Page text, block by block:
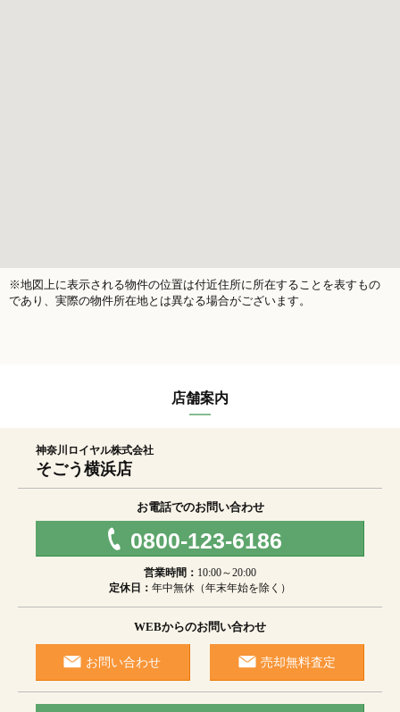
※地図上に表示される物件の位置は付近住所に所在することを表すもの
であり、実際の物件所在地とは異なる場合がございます。
店舗案内
神奈川ロイヤル株式会社
そごう横浜店
お電話でのお問い合わせ
0800-123-6186
営業時間： 10:00～20:00
定休日： 年中無休（年末年始を除く）
WEBからのお問い合わせ
お問い合わせ 売却無料査定